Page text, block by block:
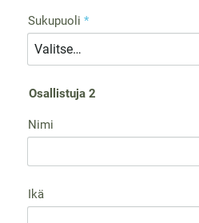
Sukupuoli *
Osallistuja 2
Nimi
Ikä